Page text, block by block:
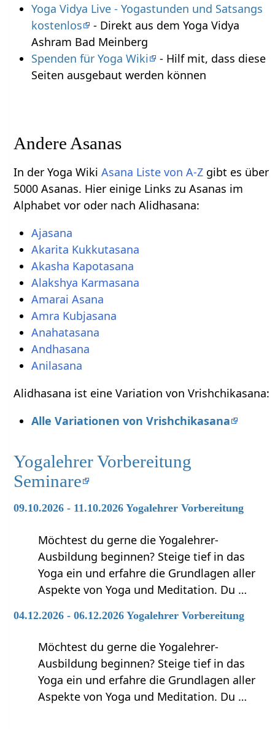
Yoga Vidya Live - Yogastunden und Satsangs
kostenlos
- Direkt aus dem Yoga Vidya
Ashram Bad Meinberg
Spenden für Yoga Wiki
- Hilf mit, dass diese
Seiten ausgebaut werden können
Andere Asanas
In der Yoga WikiAsana Liste von A-Z gibt es über
5000 Asanas. Hier einige Links zu Asanas im
Alphabet vor oder nach Alidhasana:
Ajasana
Akarita Kukkutasana
Akasha Kapotasana
Alakshya Karmasana
Amarai Asana
Amra Kubjasana
Anahatasana
Andhasana
Anilasana
Alidhasana ist eine Variation von Vrishchikasana:
Alle Variationen von Vrishchikasana
Yogalehrer Vorbereitung
Seminare
09.10.2026 - 11.10.2026 Yogalehrer Vorbereitung
Möchtest du gerne die Yogalehrer-
Ausbildung beginnen? Steige tief in das
Yoga ein und erfahre die Grundlagen aller
Aspekte von Yoga und Meditation. Du …
04.12.2026 - 06.12.2026 Yogalehrer Vorbereitung
Möchtest du gerne die Yogalehrer-
Ausbildung beginnen? Steige tief in das
Yoga ein und erfahre die Grundlagen aller
Aspekte von Yoga und Meditation. Du …